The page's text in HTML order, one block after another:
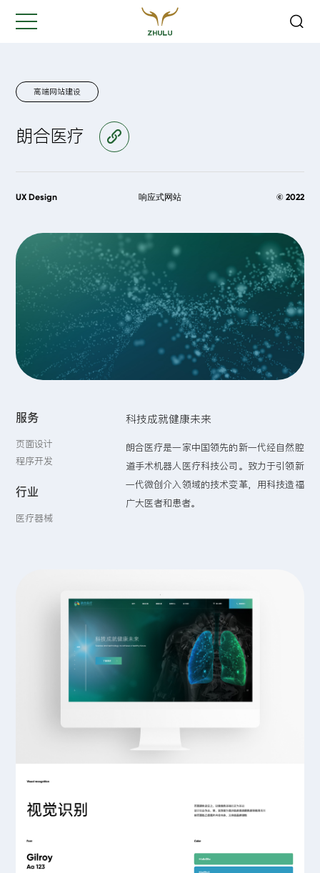
高端网站建设
朗合医疗
UX Design 响应式网站 © 2022
服务
页面设计
程序开发
行业
医疗器械
科技成就健康未来
朗合医疗是一家中国领先的新一代经自然腔
道手术机器人医疗科技公司。致力于引领新
一代微创介入领域的技术变革，用科技造福
广大医者和患者。
是我们最重要的工作之一...
您的姓名:*
联系方式:*
您的需求:
留言:
提交